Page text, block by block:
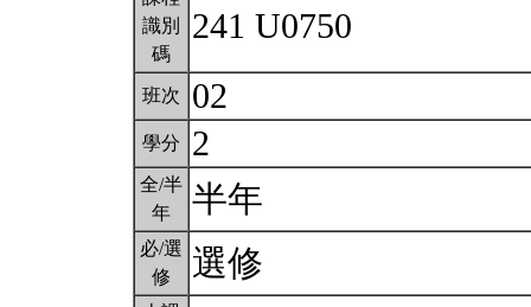
識別
碼
241 U0750
班次 02
學分 2
全/半
年
半年
必/選
修
選修